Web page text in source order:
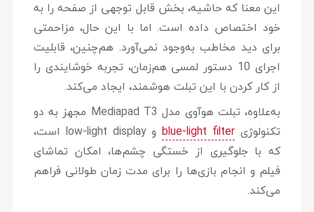
این معنا که حاشیه، بخش قابل توجهی از صفحه را به
خود اختصاص داده است. اما با این حال، مزاحمتی
برای دید مخاطب به‌وجود نمی‌آورد. هم‌چنین، قابلیت
اجرای 10 دستور لمسی هم‌زمان، تجربه خوشایندی را
از کار کردن با این تبلت هوشمند، ایجاد می‌کند.
به‌علاوه، تبلت هوآوی مدل Mediapad T3 مجهز به دو
تکنولوژی blue-light filter
و low-light display است،
که با جلوگیری از خستگی چشم‌ها، امکان تماشای
فیلم و انجام بازی‌ها را برای مدت زمان طولانی فراهم
می‌کند.